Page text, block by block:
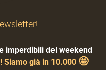
imperdibili del weekend
Siamo già in 10.000 🤩